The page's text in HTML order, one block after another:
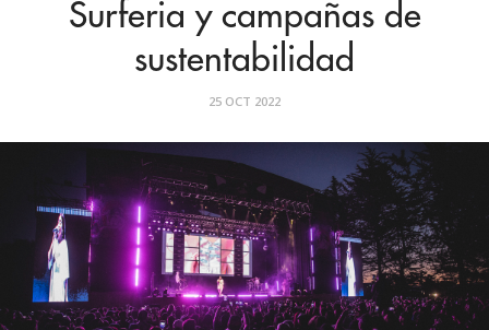
Surferia y campañas de
sustentabilidad
25 OCT 2022